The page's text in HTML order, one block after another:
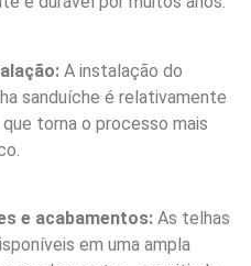
A instalação do
sanduíche é relativamente
torna o processo mais
e acabamentos: As telhas
em uma ampla